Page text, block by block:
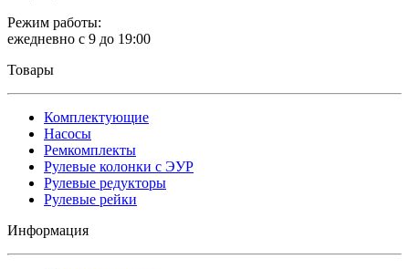
Режим работы:
ежедневно с 9 до 19:00
Товары
Комплектующие
Насосы
Ремкомплекты
Рулевые колонки с ЭУР
Рулевые редукторы
Рулевые рейки
Информация